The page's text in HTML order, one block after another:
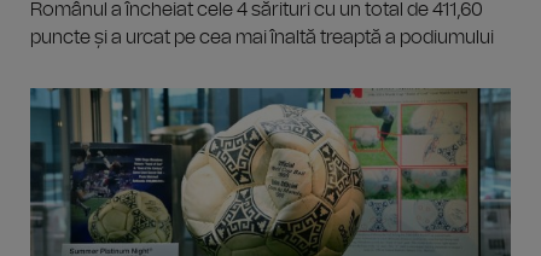
Românul a încheiat cele 4 sărituri cu un total de 411,60
puncte și a urcat pe cea mai înaltă treaptă a podiumului